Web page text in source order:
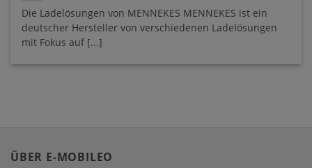
Die Ladelösungen von MENNEKES MENNEKES ist ein
deutscher Hersteller von verschiedenen Ladelösungen
mit Fokus auf [...]
ÜBER E-MOBILEO